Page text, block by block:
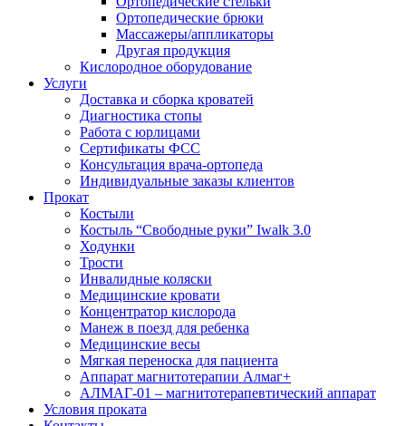
Ортопедические брюки
Массажеры/аппликаторы
Другая продукция
Кислородное оборудование
Услуги
Доставка и сборка кроватей
Диагностика стопы
Работа с юрлицами
Сертификаты ФСС
Консультация врача-ортопеда
Индивидуальные заказы клиентов
Прокат
Костыли
Костыль “Свободные руки” Iwalk 3.0
Ходунки
Трости
Инвалидные коляски
Медицинские кровати
Концентратор кислорода
Манеж в поезд для ребенка
Медицинские весы
Мягкая переноска для пациента
Аппарат магнитотерапии Алмаг+
АЛМАГ-01 – магнитотерапевтический аппарат
Условия проката